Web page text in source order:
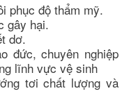
phục độ thẩm mỹ.
gây hại.
dơ.
đức, chuyên nghiệp
lĩnh vực vệ sinh
tơi chất lượng và